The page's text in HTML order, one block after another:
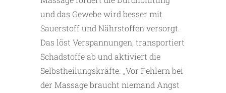
und das Gewebe wird besser mit
Sauerstoff und Nährstoffen versorgt.
Das löst Verspannungen, transportiert
Schadstoffe ab und aktiviert die
Selbstheilungskräfte. „Vor Fehlern bei
der Massage braucht niemand Angst